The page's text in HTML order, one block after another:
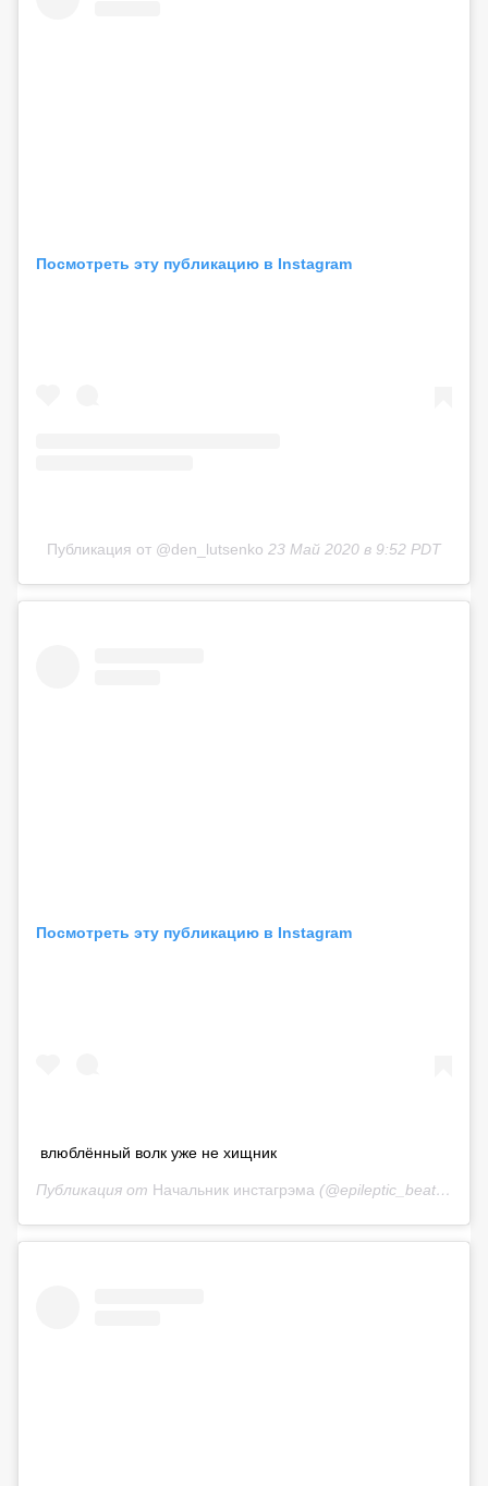
Посмотреть эту публикацию в Instagram
Публикация от @den_lutsenko 23 Май 2020 в 9:52 PDT
Посмотреть эту публикацию в Instagram
влюблённый волк уже не хищник
Публикация от Начальник инстагрэма (@epileptic_beatz)